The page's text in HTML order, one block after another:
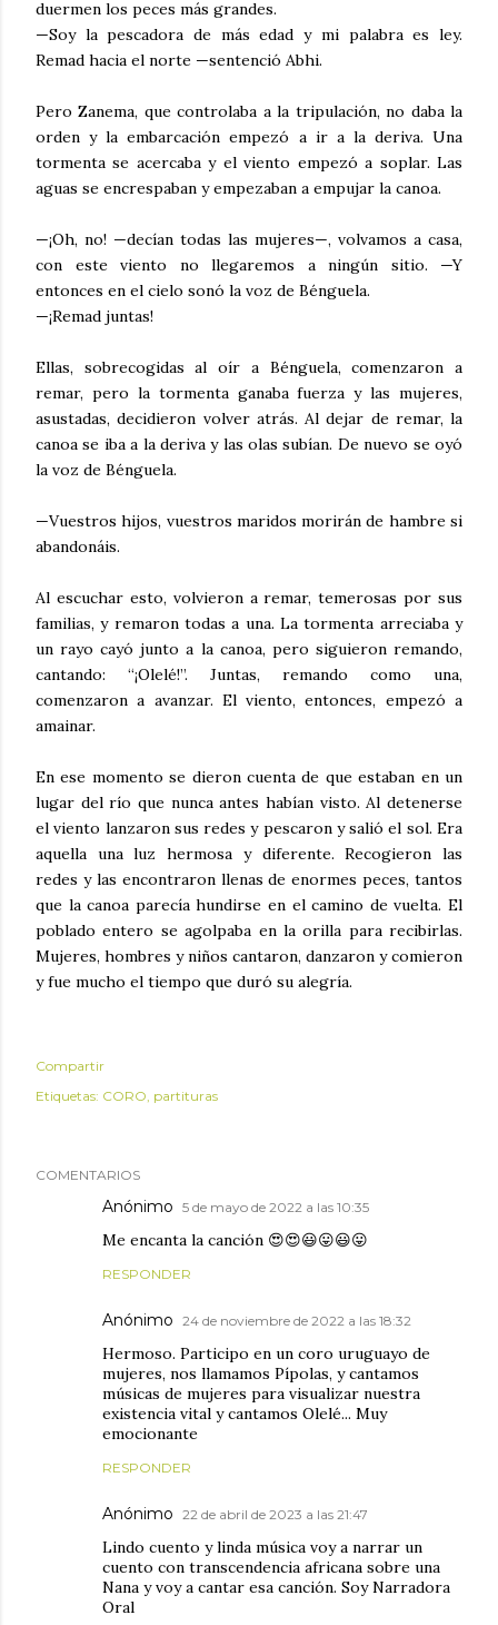
duermen los peces más grandes.
—Soy la pescadora de más edad y mi palabra es ley.
Remad hacia el norte —sentenció Abhi.
Pero Zanema, que controlaba a la tripulación, no daba la
orden y la embarcación empezó a ir a la deriva. Una
tormenta se acercaba y el viento empezó a soplar. Las
aguas se encrespaban y empezaban a empujar la canoa.
—¡Oh, no! —decían todas las mujeres—, volvamos a casa,
con este viento no llegaremos a ningún sitio. —Y
entonces en el cielo sonó la voz de Bénguela.
—¡Remad juntas!
Ellas, sobrecogidas al oír a Bénguela, comenzaron a
remar, pero la tormenta ganaba fuerza y las mujeres,
asustadas, decidieron volver atrás. Al dejar de remar, la
canoa se iba a la deriva y las olas subían. De nuevo se oyó
la voz de Bénguela.
—Vuestros hijos, vuestros maridos morirán de hambre si
abandonáis.
Al escuchar esto, volvieron a remar, temerosas por sus
familias, y remaron todas a una. La tormenta arreciaba y
un rayo cayó junto a la canoa, pero siguieron remando,
cantando: “¡Olelé!”. Juntas, remando como una,
comenzaron a avanzar. El viento, entonces, empezó a
amainar.
En ese momento se dieron cuenta de que estaban en un
lugar del río que nunca antes habían visto. Al detenerse
el viento lanzaron sus redes y pescaron y salió el sol. Era
aquella una luz hermosa y diferente. Recogieron las
redes y las encontraron llenas de enormes peces, tantos
que la canoa parecía hundirse en el camino de vuelta. El
poblado entero se agolpaba en la orilla para recibirlas.
Mujeres, hombres y niños cantaron, danzaron y comieron
y fue mucho el tiempo que duró su alegría.
Compartir
Etiquetas: CORO partituras
COMENTARIOS
Anónimo 5 de mayo de 2022 a las 10:35
Me encanta la canción 😍😍😃😛😃😛
RESPONDER
Anónimo 24 de noviembre de 2022 a las 18:32
Hermoso. Participo en un coro uruguayo de
mujeres, nos llamamos Pípolas, y cantamos
músicas de mujeres para visualizar nuestra
existencia vital y cantamos Olelé... Muy
emocionante
RESPONDER
Anónimo 22 de abril de 2023 a las 21:47
Lindo cuento y linda música voy a narrar un
cuento con transcendencia africana sobre una
Nana y voy a cantar esa canción. Soy Narradora
Oral